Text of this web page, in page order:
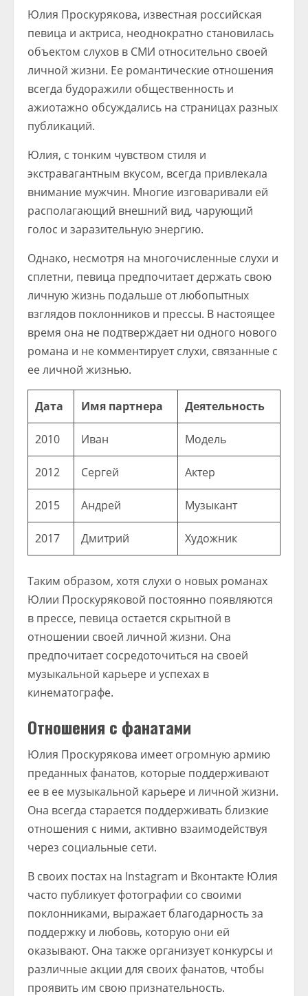
Юлия Проскурякова, известная российская
певица и актриса, неоднократно становилась
объектом слухов в СМИ относительно своей
личной жизни. Ее романтические отношения
всегда будоражили общественность и
ажиотажно обсуждались на страницах разных
публикаций.
Юлия, с тонким чувством стиля и
экстравагантным вкусом, всегда привлекала
внимание мужчин. Многие изговаривали ей
располагающий внешний вид, чарующий
голос и заразительную энергию.
Однако, несмотря на многочисленные слухи и
сплетни, певица предпочитает держать свою
личную жизнь подальше от любопытных
взглядов поклонников и прессы. В настоящее
время она не подтверждает ни одного нового
романа и не комментирует слухи, связанные с
ее личной жизнью.
Дата Имя партнера Деятельность
2010 Иван Модель
2012 Сергей Актер
2015 Андрей Музыкант
2017 Дмитрий Художник
Таким образом, хотя слухи о новых романах
Юлии Проскуряковой постоянно появляются
в прессе, певица остается скрытной в
отношении своей личной жизни. Она
предпочитает сосредоточиться на своей
музыкальной карьере и успехах в
кинематографе.
Отношения с фанатами
Юлия Проскурякова имеет огромную армию
преданных фанатов, которые поддерживают
ее в ее музыкальной карьере и личной жизни.
Она всегда старается поддерживать близкие
отношения с ними, активно взаимодействуя
через социальные сети.
В своих постах на Instagram и Вконтакте Юлия
часто публикует фотографии со своими
поклонниками, выражает благодарность за
поддержку и любовь, которую они ей
оказывают. Она также организует конкурсы и
различные акции для своих фанатов, чтобы
проявить им свою признательность.